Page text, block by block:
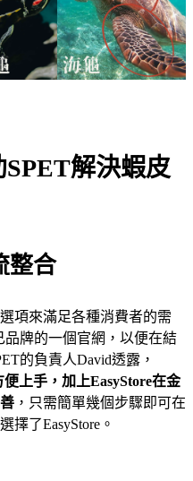
SPET解決蝦皮
整合
項來滿足各種消費者的需
品牌的一個官網，以便在結
的負責人David透露，
便上手，加上EasyStore在金
，只需簡單幾個步驟即可在
擇了EasyStore。